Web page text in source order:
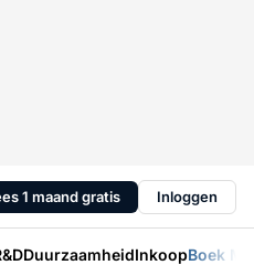
1 maand gratis Inloggen
DuurzaamheidInkoopBoek